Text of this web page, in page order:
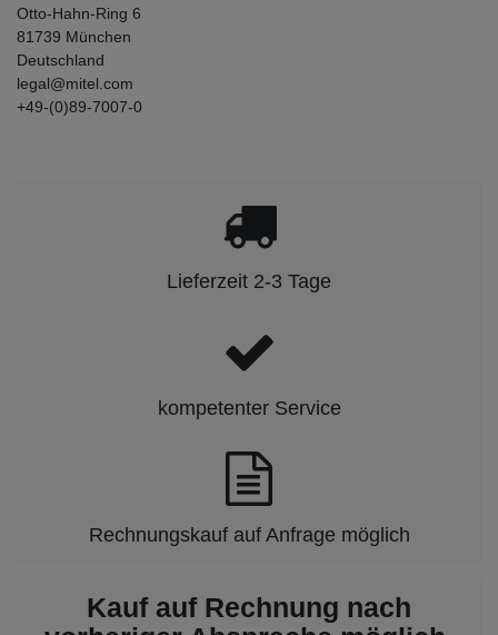
Otto-Hahn-Ring 6
81739 München
Deutschland
legal@mitel.com
+49-(0)89-7007-0
Lieferzeit 2-3 Tage
kompetenter Service
Rechnungskauf auf Anfrage möglich
Kauf auf Rechnung nach